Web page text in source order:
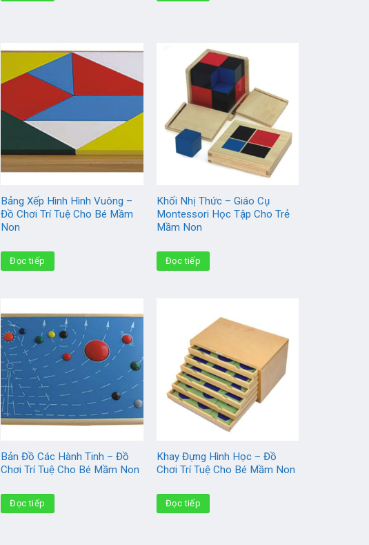
Bảng Xếp Hình Hình Vuông –
Đồ Chơi Trí Tuệ Cho Bé Mầm
Non
Đọc tiếp
Khối Nhị Thức – Giáo Cụ
Montessori Học Tập Cho Trẻ
Mầm Non
Đọc tiếp
Bản Đồ Các Hành Tinh – Đồ
Chơi Trí Tuệ Cho Bé Mầm Non
Đọc tiếp
Khay Đựng Hình Học – Đồ
Chơi Trí Tuệ Cho Bé Mầm Non
Đọc tiếp